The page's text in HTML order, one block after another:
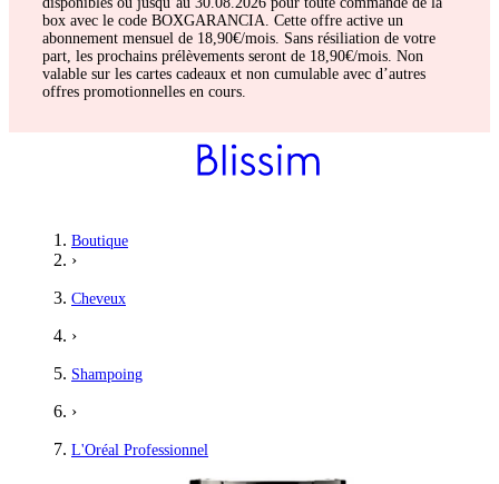
box avec le code BOXGARANCIA. Cette offre active un
abonnement mensuel de 18,90€/mois. Sans résiliation de votre
part, les prochains prélèvements seront de 18,90€/mois. Non
valable sur les cartes cadeaux et non cumulable avec d’autres
offres promotionnelles en cours.
Boutique
›
Cheveux
›
Shampoing
›
L'Oréal Professionnel